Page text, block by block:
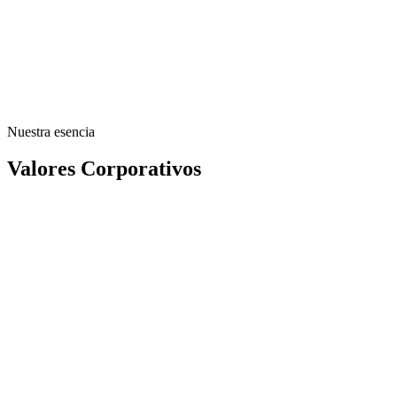
Nuestra esencia
Valores Corporativos